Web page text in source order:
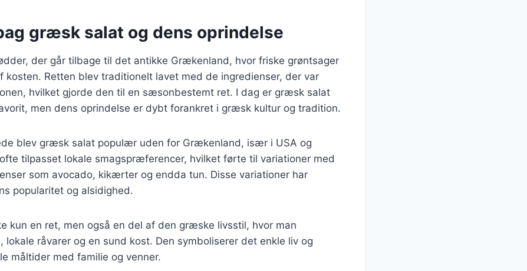
græsk salat og dens oprindelse
der går tilbage til det antikke Grækenland, hvor friske grøntsager
kosten. Retten blev traditionelt lavet med de ingredienser, der var
hvilket gjorde den til en sæsonbestemt ret. I dag er græsk salat
men dens oprindelse er dybt forankret i græsk kultur og tradition.
blev græsk salat populær uden for Grækenland, især i USA og
tilpasset lokale smagspræferencer, hvilket førte til variationer med
som avocado, kikærter og endda tun. Disse variationer har
popularitet og alsidighed.
kun en ret, men også en del af den græske livsstil, hvor man
råvarer og en sund kost. Den symboliserer det enkle liv og
måltider med familie og venner.